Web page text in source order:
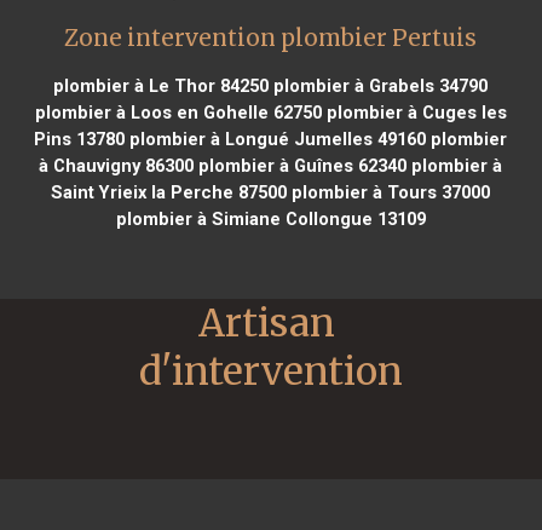
Zone intervention plombier Pertuis
plombier à Le Thor 84250 plombier à Grabels 34790
plombier à Loos en Gohelle 62750plombier à Cuges les
Pins 13780 plombier à Longué Jumelles 49160 plombier
à Chauvigny 86300 plombier à Guînes 62340 plombier à
Saint Yrieix la Perche 87500 plombier à Tours 37000
plombier à Simiane Collongue 13109
Artisan
d'intervention